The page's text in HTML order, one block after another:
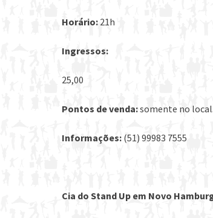
Horário: 21h
Ingressos:
25,00
Pontos de venda:somente no local.
Informações: (51) 99983 7555
Cia do Stand Up em Novo